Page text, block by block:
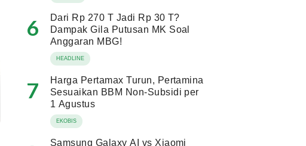
6
Dari Rp 270 T Jadi Rp 30 T?
Dampak Gila Putusan MK Soal
Anggaran MBG!
HEADLINE
7
Harga Pertamax Turun, Pertamina
Sesuaikan BBM Non-Subsidi per
1 Agustus
EKOBIS
Samsung Galaxy AI vs Xiaomi